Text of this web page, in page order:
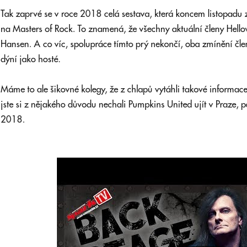
Tak zaprvé se v roce 2018 celá sestava, která koncem
na Masters of Rock. To znamená, že všechny aktuální členy
Hansen. A co víc, spolupráce tímto prý nekončí, oba zmínění
dýní jako hosté.
Máme to ale šikovné kolegy, že z chlapů vytáhli takové
jste si z nějakého důvodu nechali Pumpkins United ujít v Praze,
2018.